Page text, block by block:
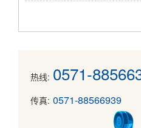
热线: 0571-
传真: 0571-88566939